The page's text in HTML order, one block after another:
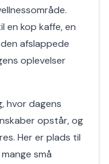
en kop kaffe, en
afslappede
oplevelser
hvor dagens
opstår, og
Her er plads til
små